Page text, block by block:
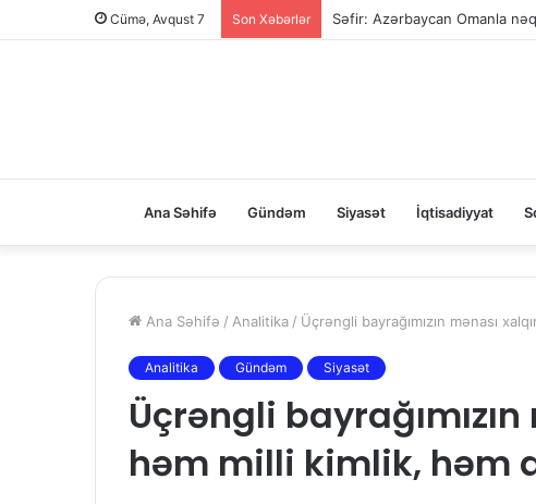
Cümə, Avqust 7 Son Xəbərlər Səfir: Azərbaycan Omanla
Ana Səhifə Gündəm Siyasət İqtisadiyyat
Ana Səhifə / Analitika / Üçrəngli bayrağımızın mənası
Analitika Gündəm Siyasət
Üçrəngli
həm milli kimlik, həm